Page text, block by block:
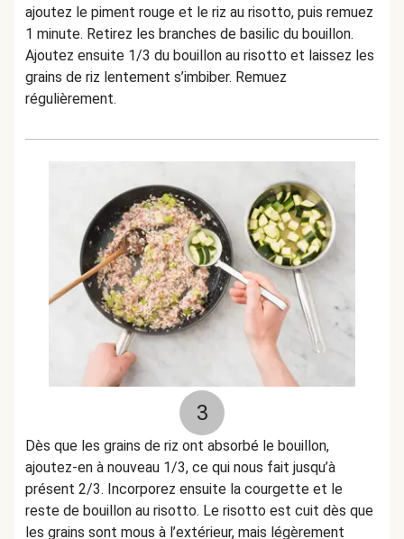
ajoutez le piment rouge et le riz au risotto, puis remuez
1 minute. Retirez les branches de basilic du bouillon.
Ajoutez ensuite 1/3 du bouillon au risotto et laissez les
grains de riz lentement s’imbiber. Remuez
régulièrement.
3
Dès que les grains de riz ont absorbé le bouillon,
ajoutez-en à nouveau 1/3, ce qui nous fait jusqu’à
présent 2/3. Incorporez ensuite la courgette et le
reste de bouillon au risotto. Le risotto est cuit dès que
les grains sont mous à l’extérieur, mais légèrement